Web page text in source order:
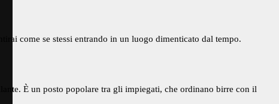
come se stessi entrando in un luogo dimenticato dal tempo.
È un posto popolare tra gli impiegati, che ordinano birre con il